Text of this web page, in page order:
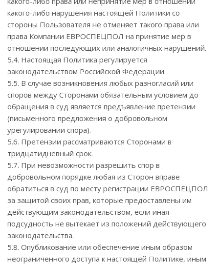
какого-либо нарушения настоящей Политики со
стороны Пользователя не отменяет такого права или
права Компании ЕВРОСПЕЦПОЛ на принятие мер в
отношении последующих или аналогичных нарушений.
5.4. Настоящая Политика регулируется
законодательством Российской Федерации.
5.5. В случае возникновения любых разногласий или
споров между Сторонами обязательным условием до
обращения в суд является предъявление претензии
(письменного предложения о добровольном
урегулировании спора).
5.6. Претензии рассматриваются Сторонами в
тридцатидневный срок.
5.7. При невозможности разрешить спор в
добровольном порядке любая из Сторон вправе
обратиться в суд по месту регистрации ЕВРОСПЕЦПОЛ
за защитой своих прав, которые предоставлены им
действующим законодательством, если иная
подсудность не вытекает из положений действующего
законодательства.
5.8. Опубликование или обеспечение иным образом
неограниченного доступа к настоящей Политике, иным